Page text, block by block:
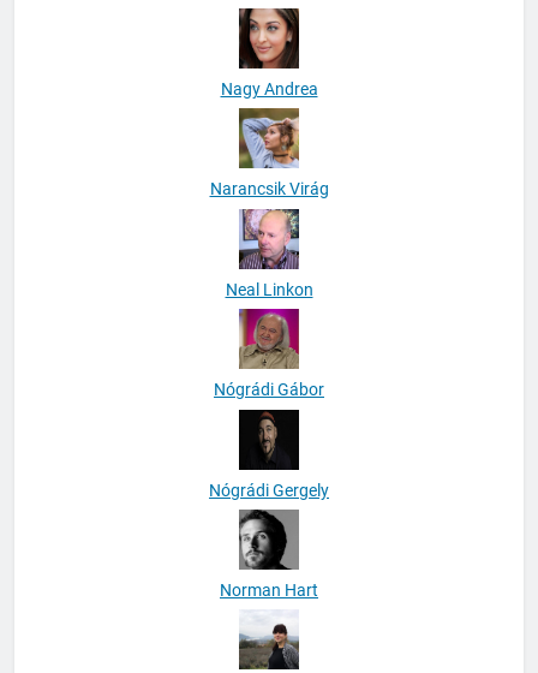
Nagy Andrea
Narancsik Virág
Neal Linkon
Nógrádi Gábor
Nógrádi Gergely
Norman Hart